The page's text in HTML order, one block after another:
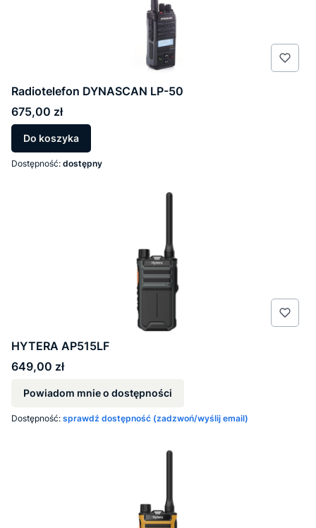
Radiotelefon DYNASCAN LP-50
Cena
675,00 zł
Do koszyka
Dostępność: dostępny
HYTERA AP515LF
Cena
649,00 zł
Powiadom mnie o dostępności
Dostępność: sprawdź dostępność (zadzwoń/wyślij email)